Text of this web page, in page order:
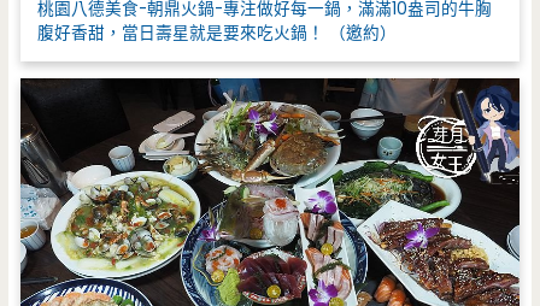
桃園八德美食-朝鼎火鍋-專注做好每一鍋，滿滿10盎司的牛胸
腹好香甜，當日壽星就是要來吃火鍋！ （邀約）